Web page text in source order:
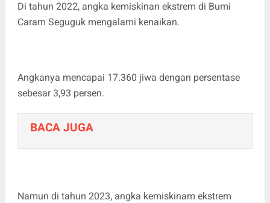
Di tahun 2022, angka kemiskinan ekstrem di Bumi
Caram Seguguk mengalami kenaikan.
Angkanya mencapai 17.360 jiwa dengan persentase
sebesar 3,93 persen.
BACA JUGA
Namun di tahun 2023, angka kemiskinam ekstrem